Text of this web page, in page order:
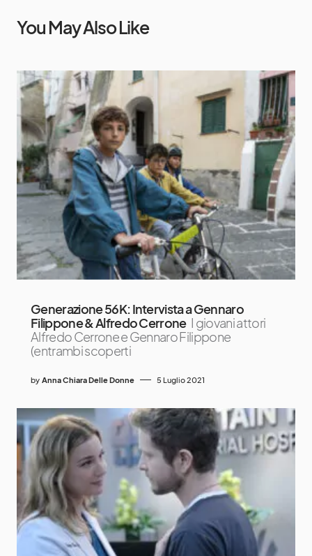
You May Also Like
Generazione 56K: Intervista a Gennaro
Filippone & Alfredo Cerrone I giovani attori
Alfredo Cerrone e Gennaro Filippone
(entrambi scoperti
by Anna Chiara Delle Donne 5 Luglio 2021